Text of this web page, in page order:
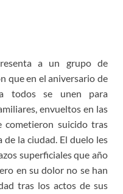
a un grupo de
que en el aniversario de
todos se unen para
envueltos en las
cometieron suicido tras
la ciudad. El duelo les
superficiales que año
en su dolor no se han
tras los actos de sus